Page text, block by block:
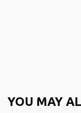
YOU MAY